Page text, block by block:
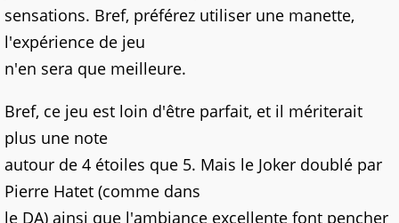
sensations. Bref, préférez utiliser une manette,
l'expérience de jeu
n'en sera que meilleure.
Bref, ce jeu est loin d'être parfait, et il mériterait
plus une note
autour de 4 étoiles que 5. Mais le Joker doublé par
Pierre Hatet (comme dans
le DA) ainsi que l'ambiance excellente font pencher